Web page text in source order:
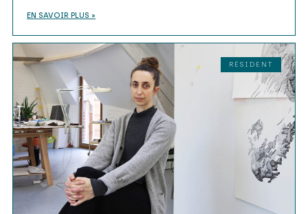
EN SAVOIR PLUS »
RÉSIDENT